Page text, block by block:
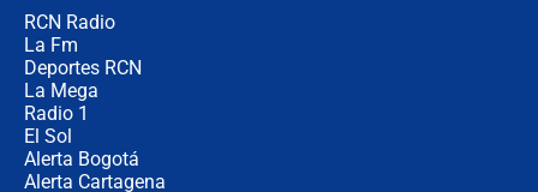
RCN Radio
La Fm
Deportes RCN
La Mega
Radio 1
El Sol
Alerta Bogotá
Alerta Cartagena